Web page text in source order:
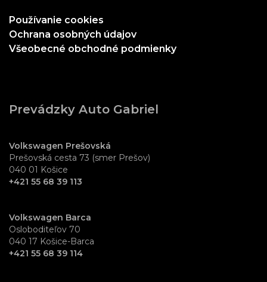
Používanie cookies
Ochrana osobných údajov
Všeobecné obchodné podmienky
Prevádzky Auto Gabriel
Volkswagen Prešovská
Prešovská cesta 73 (smer Prešov)
040 01 Košice
+421 55 68 39 113
Volkswagen Barca
Osloboditeľov 70
040 17 Košice-Barca
+421 55 68 39 114